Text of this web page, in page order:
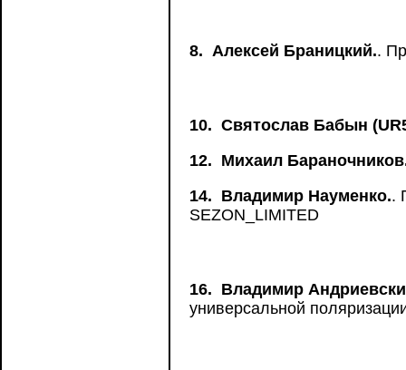
8. Алексей Браницкий..
10. Святослав Бабын
12. Михаил
14. Владимир Науменко..
SEZON_LIMITED
16. Владимир
универсальной